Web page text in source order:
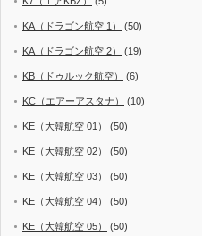
KA（ドラゴン航空 1） (50)
KA（ドラゴン航空 2） (19)
KB（ドゥルック航空） (6)
KC（エアーアスタナ） (10)
KE（大韓航空 01） (50)
KE（大韓航空 02） (50)
KE（大韓航空 03） (50)
KE（大韓航空 04） (50)
KE（大韓航空 05） (50)